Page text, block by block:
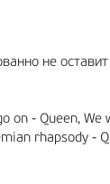
не
on - Queen, We
rhapsody -